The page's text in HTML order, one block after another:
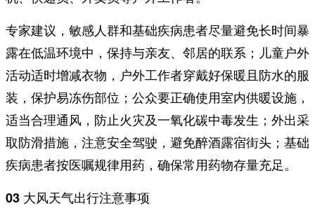
专家建议，敏感人群和基础疾病患者尽量避免长时间暴
露在低温环境中，保持与亲友、邻居的联系；儿童户外
活动适时增减衣物，户外工作者穿戴好保暖且防水的服
装，保护易冻伤部位；公众要正确使用室内供暖设施，
适当合理通风，防止火灾及一氧化碳中毒发生；外出采
取防滑措施，注意安全驾驶，避免醉酒露宿街头；基础
疾病患者按医嘱规律用药，确保常用药物存量充足。
03 大风天气出行注意事项